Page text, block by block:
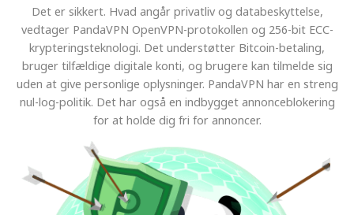
Det er sikkert. Hvad angår privatliv og databeskyttelse,
vedtager PandaVPN OpenVPN-protokollen og 256-bit ECC-
krypteringsteknologi. Det understøtter Bitcoin-betaling,
bruger tilfældige digitale konti, og brugere kan tilmelde sig
uden at give personlige oplysninger. PandaVPN har en streng
nul-log-politik. Det har også en indbygget annonceblokering
for at holde dig fri for annoncer.